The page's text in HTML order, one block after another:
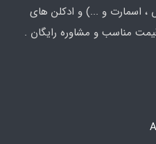
، اسمارت و ...) و ادکلن های
مناسب و مشاوره رایگان .